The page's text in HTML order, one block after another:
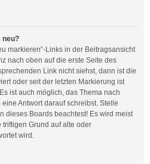
neu?
markieren“-Links in der Beitragsansicht
nach oben auf die erste Seite des
Link nicht siehst, dann ist die
oder seit der letzten Markierung ist
ist auch möglich, das Thema nach
Antwort darauf schreibst. Stelle
dieses Boards beachtest! Es wird meist
Grund auf alte oder
wird.